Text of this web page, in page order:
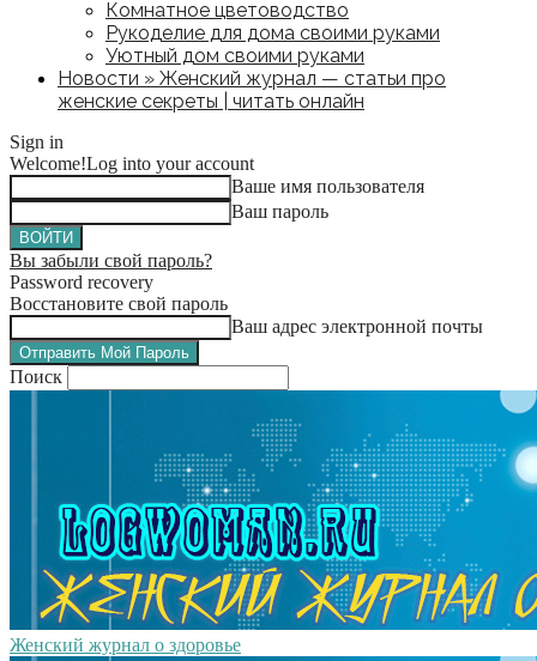
Комнатное цветоводство
Рукоделие для дома своими руками
Уютный дом своими руками
Новости » Женский журнал — статьи про
женские секреты | читать онлайн
Sign in
Welcome!Log into your account
Ваше имя пользователя
Ваш пароль
Вы забыли свой пароль?
Password recovery
Восстановите свой пароль
Ваш адрес электронной почты
Поиск
Женский журнал о здоровье